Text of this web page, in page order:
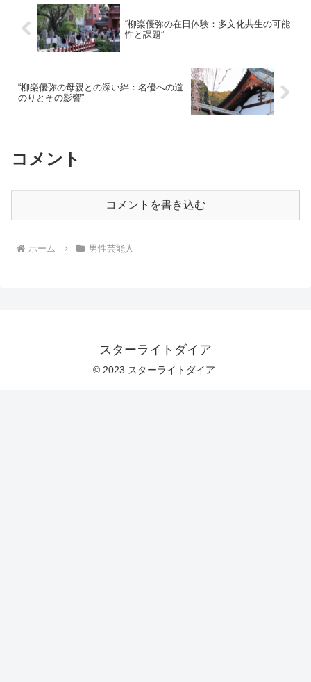
“柳楽優弥の在日体験：多文化共生の可能
性と課題”
“柳楽優弥の母親との深い絆：名優への道
のりとその影響”
コメント
コメントを書き込む
ホーム 男性芸能人
スターライトダイア
© 2023 スターライトダイア.